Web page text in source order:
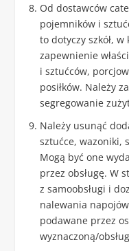
Od dostawców
pojemników i
to dotyczy szkół,
zapewnienie
i sztućców,
posiłków. Należy
segregowanie
Należy usunąć
sztućce, wazoniki,
Mogą być one
przez obsługę. W
z samoobsługi i
nalewania
podawane przez
wyznaczoną/